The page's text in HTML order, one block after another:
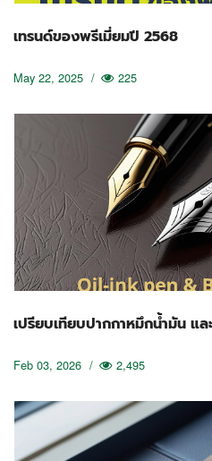
เทรนด์ของพรีเมี่ยมปี 2568
May 22, 2025 / 225
เปรียบเทียบปากกาหมึกน้ำมัน แ
Feb 03, 2026 / 2,495